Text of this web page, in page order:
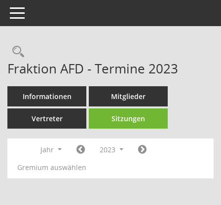
Toggle navigation
Rechercheauswahl
Fraktion AFD - Termine 2023
Informationen Mitglieder
Vertreter Sitzungen
Jahr
2023
Gremium auswählen